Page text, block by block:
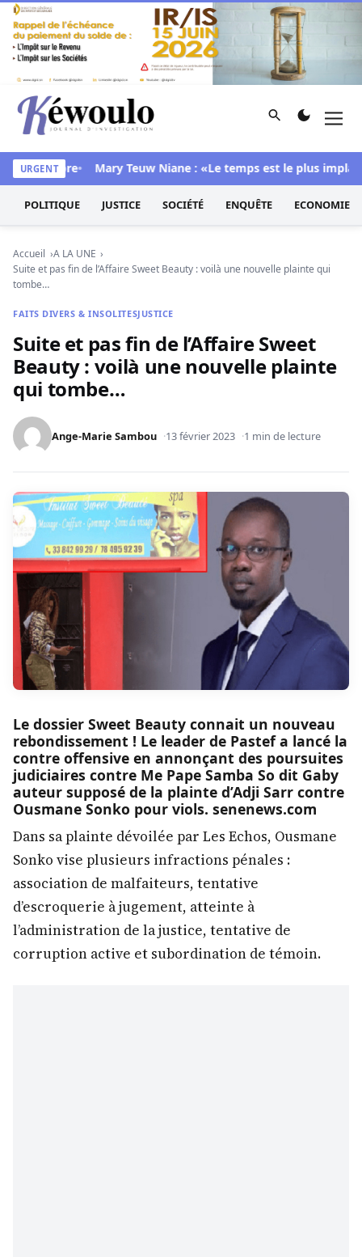
Aller au contenu
Kéwoulo, le premier site d'information et d'investigation
Rechercher
URGENT
chambre Mary Teuw Niane : «Le temps est le plus
POLITIQUE JUSTICE SOCIÉTÉ ENQUÊTE ECONOMIE
Accueil
A LA UNE
Suite et pas fin de l’Affaire Sweet Beauty : voilà une nouvelle plainte qui
tombe…
FAITS DIVERS & INSOLITESJUSTICE
Suite et pas fin de l’Affaire Sweet
Beauty : voilà une nouvelle plainte
qui tombe…
Ange-Marie Sambou 13 février 2023 1 min de lecture
Le dossier Sweet Beauty connait un nouveau
rebondissement ! Le leader de Pastef a lancé la
contre offensive en annonçant des poursuites
judiciaires contre Me Pape Samba So dit Gaby
auteur supposé de la plainte d’Adji Sarr contre
Ousmane Sonko pour viols. senenews.com
Dans sa plainte dévoilée par Les Echos, Ousmane
Sonko vise plusieurs infractions pénales :
association de malfaiteurs, tentative
d’escroquerie à jugement, atteinte à
l’administration de la justice, tentative de
corruption active et subordination de témoin.